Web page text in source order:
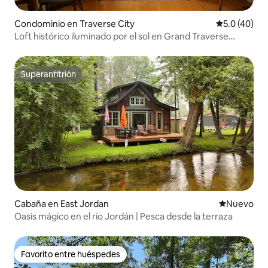
Condominio en Traverse City Calificación
5.0 (40)
Loft histórico iluminado por el sol en Grand Traverse
Superanfitrión
Superanfitrión
Cabaña en East Jordan Nuevo
Nuevo
Oasis mágico en el río Jordán | Pesca desde la terraza
Favorito entre huéspedes
Favorito entre huéspedes